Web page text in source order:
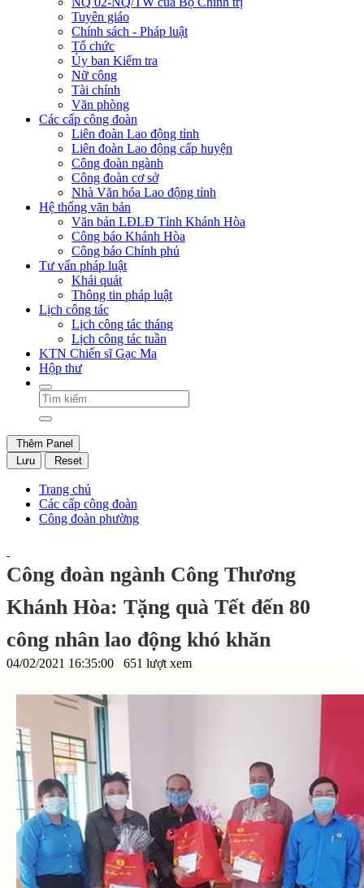
Tuyên giáo
Chính sách - Pháp luật
Tổ chức
Ủy ban Kiểm tra
Nữ công
Tài chính
Văn phòng
Các cấp công đoàn
Liên đoàn Lao động tỉnh
Liên đoàn Lao động cấp huyện
Công đoàn ngành
Công đoàn cơ sở
Nhà Văn hóa Lao động tỉnh
Hệ thống văn bản
Văn bản LĐLĐ Tỉnh Khánh Hòa
Công báo Khánh Hòa
Công báo Chính phủ
Tư vấn pháp luật
Khái quát
Thông tin pháp luật
Lịch công tác
Lịch công tác tháng
Lịch công tác tuần
KTN Chiến sĩ Gạc Ma
Hộp thư
Thêm Panel
Lưu
Reset
Trang chủ
Các cấp công đoàn
Công đoàn phường
Công đoàn ngành Công Thương
Khánh Hòa: Tặng quà Tết đến 80
công nhân lao động khó khăn
04/02/2021 16:35:00 651 lượt xem